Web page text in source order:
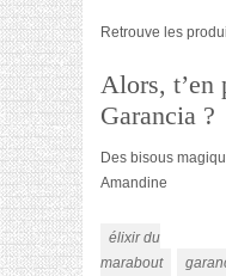
Retrouve les
Alors, t’en
Garancia ?
Des bisous
Amandine
élixir du
marabout